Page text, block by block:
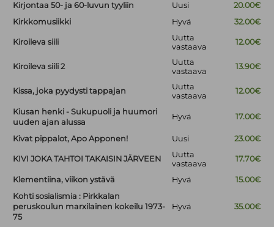
Kirjontaa 50- ja 60-luvun tyyliin
Uusi
20.00€
Kirkkomusiikki
Hyvä 32.00€
Kiroileva siili
Uutta
vastaava
12.00€
Kiroileva siili 2
Uutta
vastaava
13.90€
Kissa, joka pyydysti tappajan
Uutta
vastaava
12.00€
Kiusan henki - Sukupuoli ja huumori
uuden ajan alussa
Hyvä 17.00€
Kivat pippalot, Apo Apponen! Uusi 23.00€
KIVI JOKA TAHTOI TAKAISIN JÄRVEEN
Uutta
vastaava
17.70€
Klementiina, viikon ystävä Hyvä
15.00€
Kohti sosialismia : Pirkkalan
peruskoulun marxilainen kokeilu 1973-
75
Hyvä 35.00€